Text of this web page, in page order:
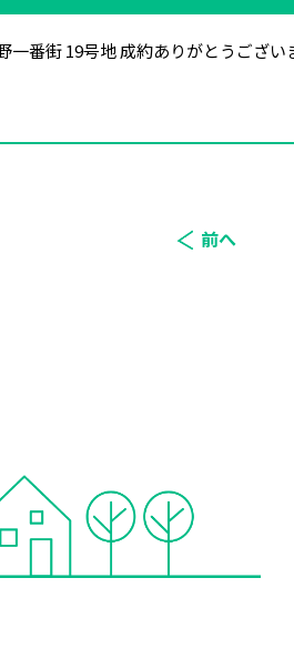
一番街 19号地 成約ありがとうござい
前へ